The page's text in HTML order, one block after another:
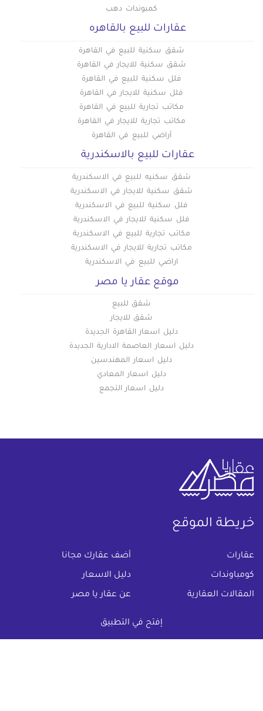
إفتح في التطبيق
كمبوندات دهب
عقارات للبيع بالقاهره
شقق سكنية للبيع في القاهرة
شقق سكنية للايجار في القاهرة
فلل سكنية للبيع في القاهرة
فلل سكنية للايجار في القاهرة
مكاتب تجارية للبيع في القاهرة
مكاتب تجارية للايجار في القاهرة
أراضي للبيع في القاهرة
عقارات للبيع بالاسكندرية
شقق سكنيه للبيع في الاسكندرية
شقق سكنية للايجار في الاسكندرية
فلل سكنية للبيع في الاسكندرية
فلل سكنية للايجار في الاسكندرية
مكاتب تجارية للبيع في الاسكندرية
مكاتب تجارية للايجار في الاسكندرية
اراضي للبيع في الاسكندرية
موقع عقار يا مصر
شقق للبيع
شقق للايجار
دليل اسعار القاهرة الجديدة
دليل اسعار العاصمة الادارية الجديدة
دليل اسعار المهندسين
دليل اسعار المعادي
دليل اسعار التجمع
خريطة الموقع
عقارات أضف عقارك مجانا
كومباوندات دليل الاسعار
المقالات العقارية عن عقار يا مصر